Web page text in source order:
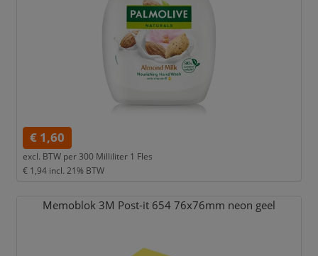
€ 1,60
excl. BTW per 300 Milliliter 1 Fles
€ 1,94 incl. 21% BTW
Memoblok 3M Post-it 654 76x76mm neon geel